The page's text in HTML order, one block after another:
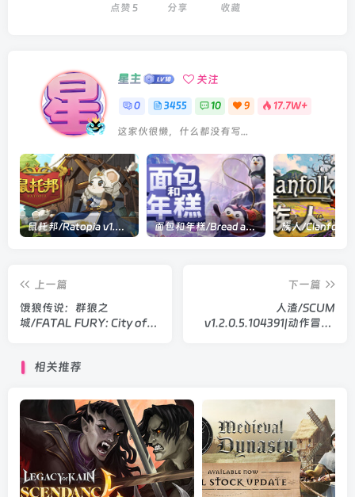
点赞 5 分享 收藏
星主 关注
0 3455 10 9 17.7W+
这家伙很懒，什么都没有写...
鼠托邦/Ratopia v1.0.0530|策略模拟|容量2.9GB|官方中文版 面包和年糕/Bread and Fred Build.21411256|动作冒险|容量1.1GB|官方中文版
上一篇
饿狼传说：群狼之
城/FATAL FURY: City of
下一篇
人渣/SCUM
v1.2.0.5.104391|动作冒险|
相关推荐